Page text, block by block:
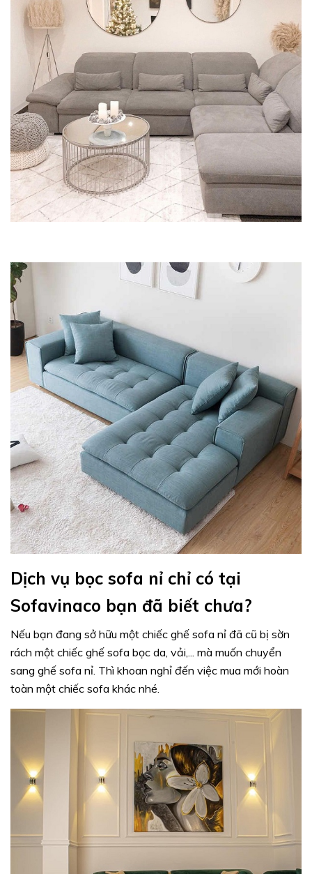
Dịch vụ bọc sofa nỉ chỉ có tại
Sofavinaco bạn đã biết chưa?
Nếu bạn đang sở hữu một chiếc ghế sofa nỉ đã cũ bị sờn
rách một chiếc ghế sofa bọc da, vải,... mà muốn chuyển
sang ghế sofa nỉ. Thì khoan nghỉ đến việc mua mới hoàn
toàn một chiếc sofa khác nhé.